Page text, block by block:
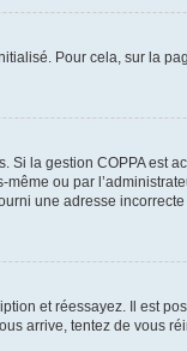
Pour cela, sur la
la gestion COPPA
ou par
une adresse
et réessayez. Il est
arrive, tentez de vous